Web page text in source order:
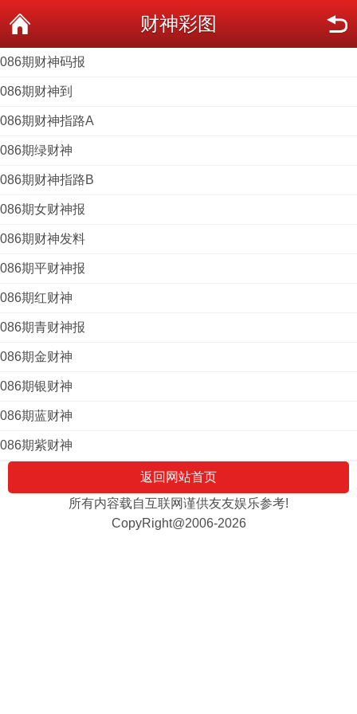
财神彩图
086期财神码报
086期财神到
086期财神指路A
086期绿财神
086期财神指路B
086期女财神报
086期财神发料
086期平财神报
086期红财神
086期青财神报
086期金财神
086期银财神
086期蓝财神
086期紫财神
返回网站首页
所有内容载自互联网谨供友友娱乐参考!
CopyRight@2006-2026